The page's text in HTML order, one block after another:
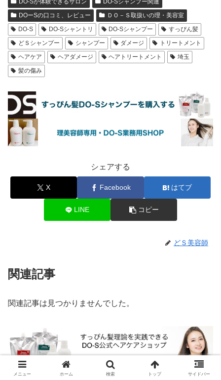
DO-Sが体験できるサロン
DO-Sシャンプー関連
DOーSの口コミ、レビュー
ＤＯ－Ｓ取扱いの理・美容室
DO-S
DO-Sシャントリ DO-Sシャンプー
すっぴん髪
どＳシャンプー
シャンプー ダメージ
トリートメント
ヘアケア
ヘアダメージ ヘアトリートメント
埼玉
髪の傷み
シェアする
X Facebook はてブ
LINE コピー
どＳ美容師
関連記事
関連記事は見つかりませんでした。
メニュー ホーム 検索 トップ サイドバー